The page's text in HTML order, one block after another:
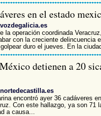
en el estado
la operación coordinada
con la creciente delincuencia
duro el jueves. En la ciudad
detienen a 20
encontró ayer 36 cadáveres
Con este hallazgo, ya son 71
a causa...